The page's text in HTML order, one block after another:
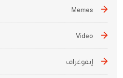
Memes
Video
إنفوغراف